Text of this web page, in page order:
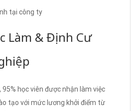
tại công ty
Làm & Định Cư
học viên được nhận làm việc
tạo với mức lương khởi điểm từ